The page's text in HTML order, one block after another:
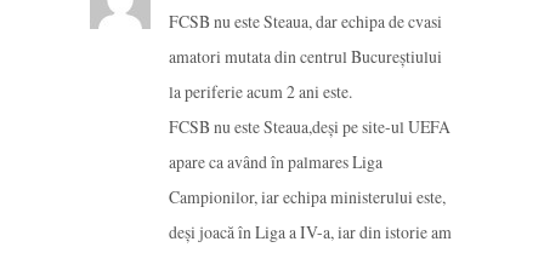
FCSB nu este Steaua, dar echipa de cvasi
amatori mutata din centrul Bucureștiului
la periferie acum 2 ani este.
FCSB nu este Steaua,deși pe site-ul UEFA
apare ca având în palmares Liga
Campionilor, iar echipa ministerului este,
deși joacă în Liga a IV-a, iar din istorie am